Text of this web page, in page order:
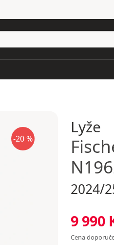
-20 %
Lyže
2024/
9 990
Cena